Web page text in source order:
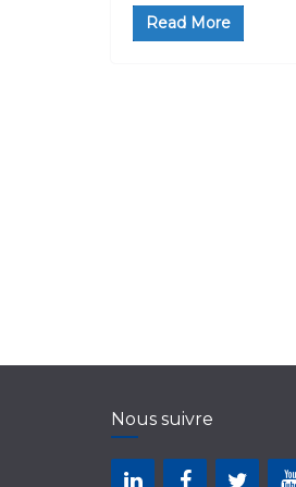
Read More
Nous suivre